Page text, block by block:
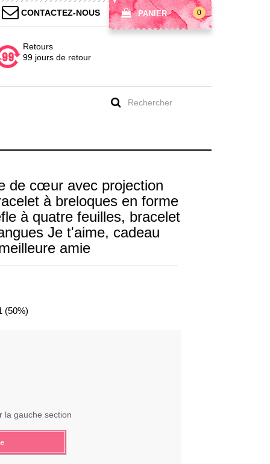
PANIER 0
CONTACTEZ-NOUS
Retours
99 jours de retour
de cœur avec projection
à breloques en forme
à quatre feuilles, bracelet
Je t'aime, cadeau
amie
(50%)
la gauche section